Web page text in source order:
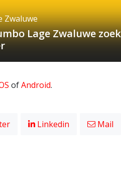
Zwaluwe
Lage Zwaluwe
ofAndroid.
Linkedin Mail